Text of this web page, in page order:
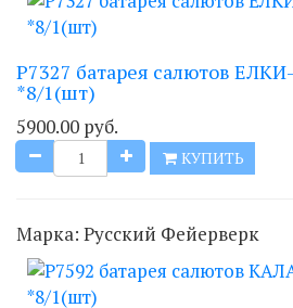
Р7327 батарея салютов
*8/1(шт)
5900.00 руб.
КУПИТЬ
Марка: Русский Фейерверк